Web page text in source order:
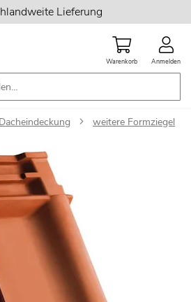
Lieferung
Warenkorb Anmelden
Dacheindeckung weitere Formziegel